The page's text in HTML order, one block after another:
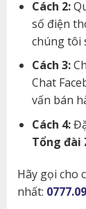
Cách 2:
số điện
chúng tôi
Cách 3:
Chat
vấn bán
Cách 4:
Tổng đài
Hãy gọi cho
nhất: